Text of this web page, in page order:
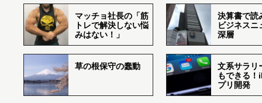
マッチョ社長の「筋
トレで解決しない悩
みはない！」
決算書で読
ビジネスニ
深層
草の根保守の蠢動
文系サラリ
もできる
プリ開発